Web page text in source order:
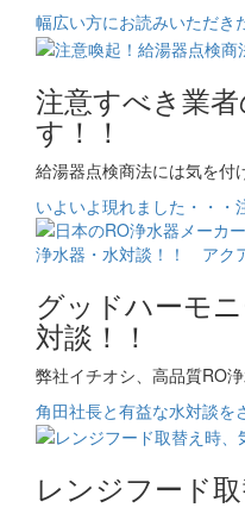
幅広い方にお読みいただき
注意すべき業
す！！
給湯器点検商法には気を付
いよいよ現れました・・・
グッドハーモ
対談！！
弊社イチオシ、高品質RO
角田社長と有益な水対談を
レンジフード